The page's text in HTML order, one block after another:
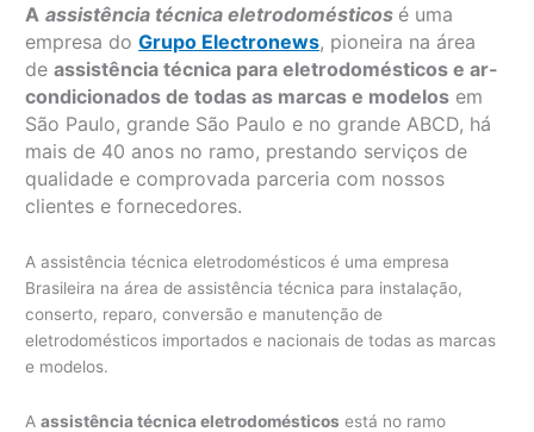
A assistência técnica eletrodomésticos é uma
empresa doGrupo Electronews, pioneira na área
deassistência técnica para eletrodomésticos e ar-
condicionados de todas as marcas e modelos em
São Paulo, grande São Paulo e no grande ABCD, há
mais de 40 anos no ramo, prestando serviços de
qualidade e comprovada parceria com nossos
clientes e fornecedores.
A assistência técnica eletrodomésticos é uma empresa
Brasileira na área de assistência técnica para instalação,
conserto, reparo, conversão e manutenção de
eletrodomésticos importados e nacionais de todas as marcas
e modelos.
Aassistência técnica eletrodomésticos está no ramo